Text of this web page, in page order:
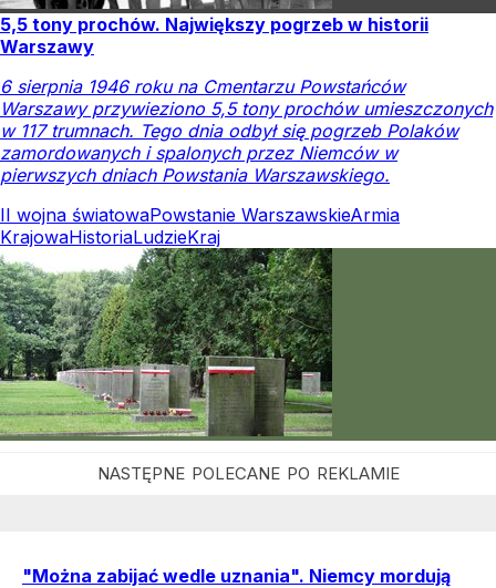
5,5 tony prochów. Największy pogrzeb w historii
Warszawy
6 sierpnia 1946 roku na Cmentarzu Powstańców
Warszawy przywieziono 5,5 tony prochów umieszczonych
w 117 trumnach. Tego dnia odbył się pogrzeb Polaków
zamordowanych i spalonych przez Niemców w
pierwszych dniach Powstania Warszawskiego.
II wojna światowaPowstanie WarszawskieArmia
KrajowaHistoriaLudzieKraj
"Można zabijać wedle uznania". Niemcy mordują